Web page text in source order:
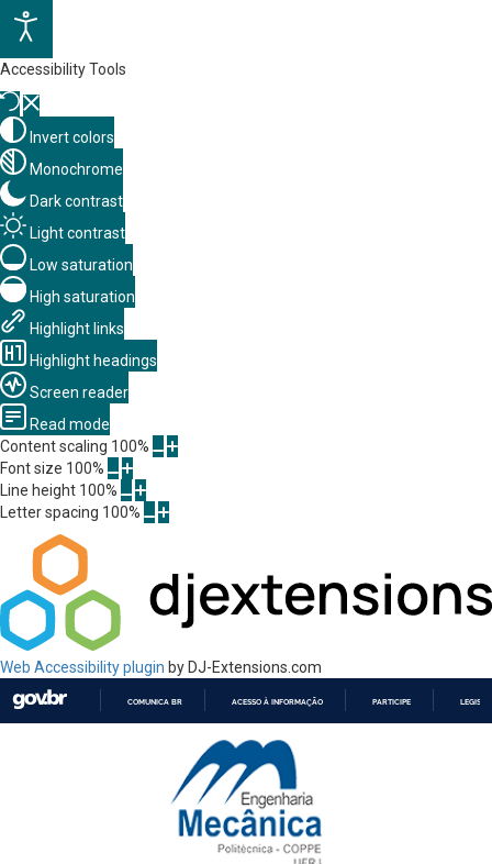
Accessibility Tools
Invert colors
Monochrome
Dark contrast
Light contrast
Low saturation
High saturation
Highlight links
Highlight headings
Screen reader
Read mode
Content scaling 100%
Font size 100%
Line height 100%
Letter spacing 100%
Web Accessibility plugin by DJ-Extensions.com
PARA
CONTEÚDO
COMUNICA BR ACESSO À INFORMAÇÃO PARTICIPE